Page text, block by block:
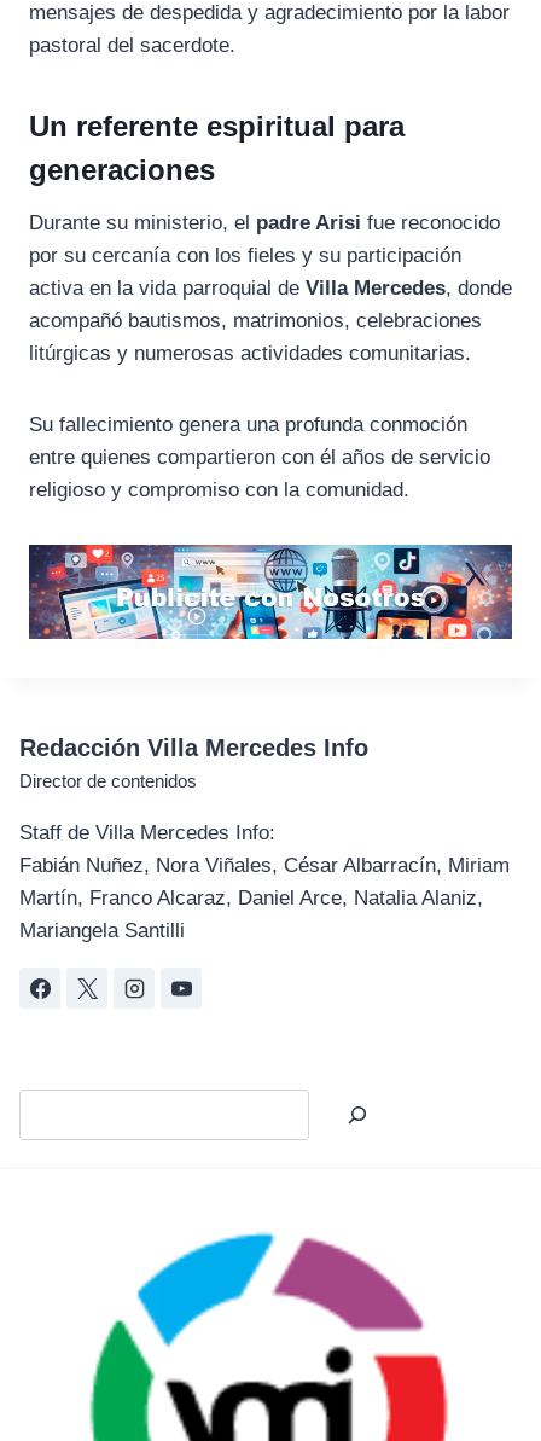
mensajes de despedida y agradecimiento por la labor
pastoral del sacerdote.
Un referente espiritual para
generaciones
Durante su ministerio, el padre Arisi fue reconocido
por su cercanía con los fieles y su participación
activa en la vida parroquial de Villa Mercedes, donde
acompañó bautismos, matrimonios, celebraciones
litúrgicas y numerosas actividades comunitarias.
Su fallecimiento genera una profunda conmoción
entre quienes compartieron con él años de servicio
religioso y compromiso con la comunidad.
Redacción Villa Mercedes Info
Director de contenidos
Staff de Villa Mercedes Info:
Fabián Nuñez, Nora Viñales, César Albarracín, Miriam
Martín, Franco Alcaraz, Daniel Arce, Natalia Alaniz,
Mariangela Santilli